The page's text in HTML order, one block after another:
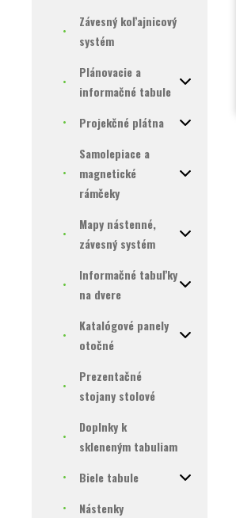
Závesný koľajnicový
systém
Plánovacie a
informačné tabule
Projekčné plátna
Samolepiace a
magnetické
rámčeky
Mapy nástenné,
závesný systém
Informačné tabuľky
na dvere
Katalógové panely
otočné
Prezentačné
stojany stolové
Doplnky k
skleneným tabuliam
Biele tabule
Nástenky